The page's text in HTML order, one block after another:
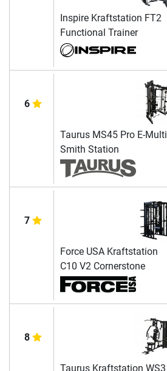
Inspire Kraftstation FT2
Functional Trainer
6
Taurus MS45 Pro E-Multi
Smith Station
7
Force USA Kraftstation
C10 V2 Cornerstone
8
Taurus Kraftstation WS3